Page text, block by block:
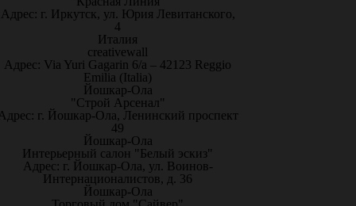
Адрес: г. Иркутск, ул. Юрия Левитанского,
4
Италия
creativewall
Адрес: Via Yuri Gagarin 6/a – 42123 Reggio
Emilia (Italia)
Йошкар-Ола
"Строй Арсенал"
г. Йошкар-Ола, Ленинский проспект
49
Йошкар-Ола
Интерьерный салон "Белый эскиз"
Адрес: г. Йошкар-Ола, ул. Воинов-
Интернационалистов, д. 36
Йошкар-Ола